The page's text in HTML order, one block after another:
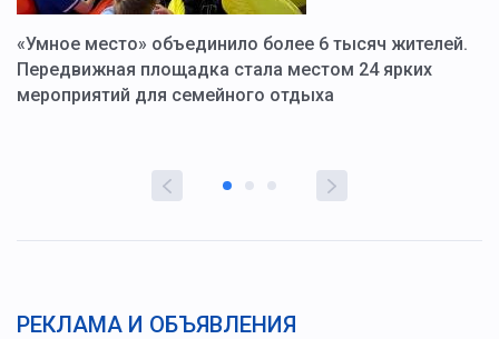
«Умное место» объединило более 6 тысяч жителей.
Передвижная площадка стала местом 24 ярких
мероприятий для семейного отдыха
РЕКЛАМА И ОБЪЯВЛЕНИЯ